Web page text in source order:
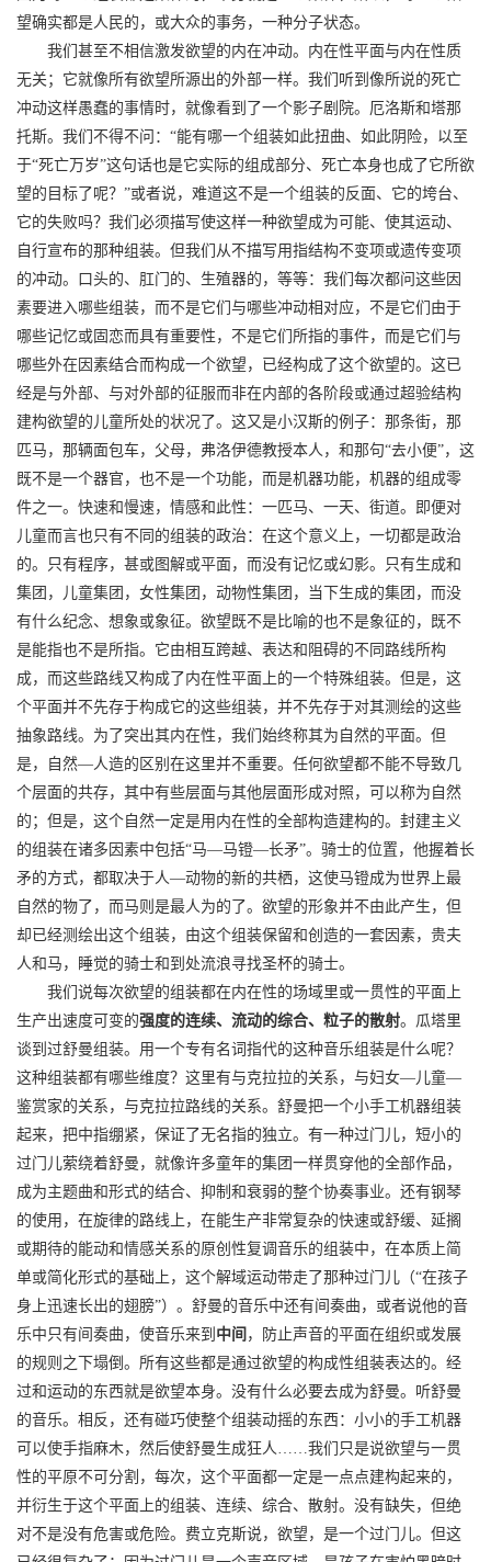
望确实都是人民的，或大众的事务，一种分子状态。
我们甚至不相信激发欲望的内在冲动。内在性平面与内在性质
无关；它就像所有欲望所源出的外部一样。我们听到像所说的死亡
冲动这样愚蠢的事情时，就像看到了一个影子剧院。厄洛斯和塔那
托斯。我们不得不问：“能有哪一个组装如此扭曲、如此阴险，以至
于“死亡万岁”这句话也是它实际的组成部分、死亡本身也成了它所欲
望的目标了呢？”或者说，难道这不是一个组装的反面、它的垮台、
它的失败吗？我们必须描写使这样一种欲望成为可能、使其运动、
自行宣布的那种组装。但我们从不描写用指结构不变项或遗传变项
的冲动。口头的、肛门的、生殖器的，等等：我们每次都问这些因
素要进入哪些组装，而不是它们与哪些冲动相对应，不是它们由于
哪些记忆或固恋而具有重要性，不是它们所指的事件，而是它们与
哪些外在因素结合而构成一个欲望，已经构成了这个欲望的。这已
经是与外部、与对外部的征服而非在内部的各阶段或通过超验结构
建构欲望的儿童所处的状况了。这又是小汉斯的例子：那条街，那
匹马，那辆面包车，父母，弗洛伊德教授本人，和那句“去小便”，这
既不是一个器官，也不是一个功能，而是机器功能，机器的组成零
件之一。快速和慢速，情感和此性：一匹马、一天、街道。即便对
儿童而言也只有不同的组装的政治：在这个意义上，一切都是政治
的。只有程序，甚或图解或平面，而没有记忆或幻影。只有生成和
集团，儿童集团，女性集团，动物性集团，当下生成的集团，而没
有什么纪念、想象或象征。欲望既不是比喻的也不是象征的，既不
是能指也不是所指。它由相互跨越、表达和阻碍的不同路线所构
成，而这些路线又构成了内在性平面上的一个特殊组装。但是，这
个平面并不先存于构成它的这些组装，并不先存于对其测绘的这些
抽象路线。为了突出其内在性，我们始终称其为自然的平面。但
是，自然—人造的区别在这里并不重要。任何欲望都不能不导致几
个层面的共存，其中有些层面与其他层面形成对照，可以称为自然
的；但是，这个自然一定是用内在性的全部构造建构的。封建主义
的组装在诸多因素中包括“马—马镫—长矛”。骑士的位置，他握着长
矛的方式，都取决于人—动物的新的共栖，这使马镫成为世界上最
自然的物了，而马则是最人为的了。欲望的形象并不由此产生，但
却已经测绘出这个组装，由这个组装保留和创造的一套因素，贵夫
人和马，睡觉的骑士和到处流浪寻找圣杯的骑士。
我们说每次欲望的组装都在内在性的场域里或一贯性的平面上
生产出速度可变的强度的连续、流动的综合、粒子的散射。瓜塔里
谈到过舒曼组装。用一个专有名词指代的这种音乐组装是什么呢？
这种组装都有哪些维度？这里有与克拉拉的关系，与妇女—儿童—
鉴赏家的关系，与克拉拉路线的关系。舒曼把一个小手工机器组装
起来，把中指绷紧，保证了无名指的独立。有一种过门儿，短小的
过门儿萦绕着舒曼，就像许多童年的集团一样贯穿他的全部作品，
成为主题曲和形式的结合、抑制和衰弱的整个协奏事业。还有钢琴
的使用，在旋律的路线上，在能生产非常复杂的快速或舒缓、延搁
或期待的能动和情感关系的原创性复调音乐的组装中，在本质上简
单或简化形式的基础上，这个解域运动带走了那种过门儿（“在孩子
身上迅速长出的翅膀”）。舒曼的音乐中还有间奏曲，或者说他的音
乐中只有间奏曲，使音乐来到 中间 ，防止声音的平面在组织或发展
的规则之下塌倒。所有这些都是通过欲望的构成性组装表达的。经
过和运动的东西就是欲望本身。没有什么必要去成为舒曼。听舒曼
的音乐。相反，还有碰巧使整个组装动摇的东西：小小的手工机器
可以使手指麻木，然后使舒曼生成狂人……我们只是说欲望与一贯
性的平原不可分割，每次，这个平面都一定是一点点建构起来的，
并衍生于这个平面上的组装、连续、综合、散射。没有缺失，但绝
对不是没有危害或危险。费立克斯说，欲望，是一个过门儿。但这